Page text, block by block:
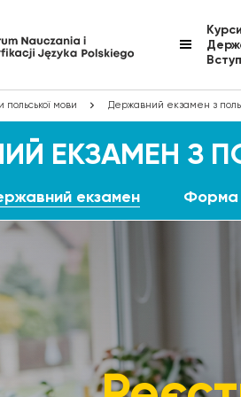
мови Державний екзамен з
ЕКЗАМЕН З
екзамен Форма